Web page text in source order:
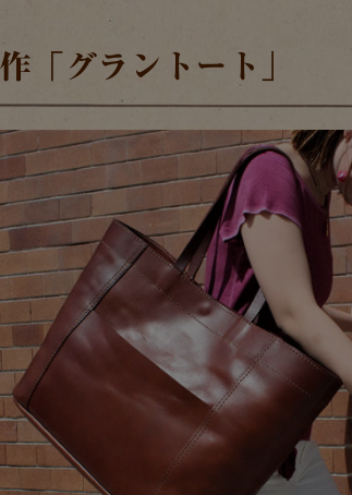
「グラントート」